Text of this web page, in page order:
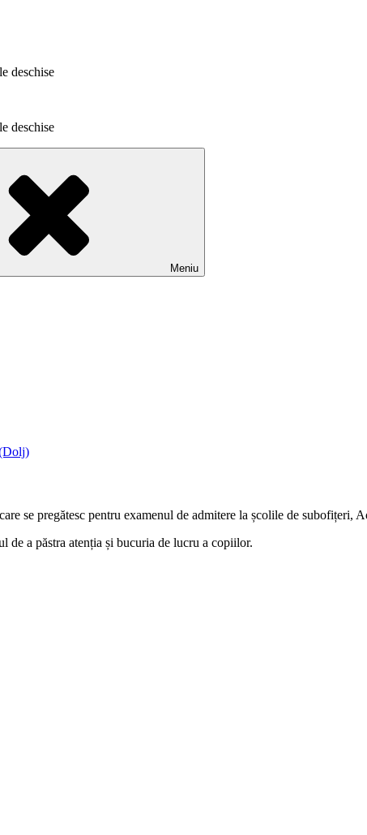
deschise
deschise
Meniu
se pregătesc pentru examenul de admitere la școlile de subofițeri,
de a păstra atenția și bucuria de lucru a copiilor.